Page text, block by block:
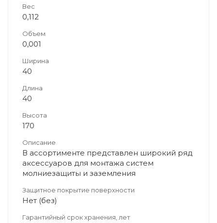
Вес
0,112
Объем
0,001
Ширина
40
Длина
40
Высота
170
Описание
В ассортименте представлен широкий ряд
аксессуаров для монтажа систем
молниезащиты и заземления
Защитное покрытие поверхности
Нет (без)
Гарантийный срок хранения, лет